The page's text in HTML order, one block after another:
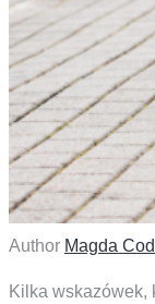
Author Magda
Kilka wskazówek,